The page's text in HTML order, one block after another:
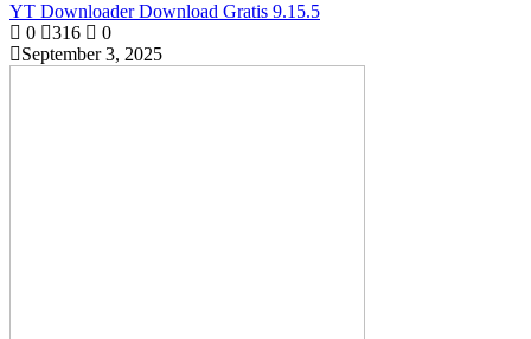
YT Downloader Download Gratis 9.15.5
0
316
0
September 3, 2025